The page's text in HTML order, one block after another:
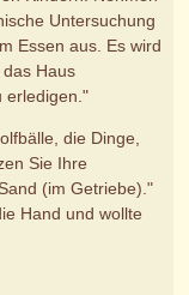
Untersuchung
Essen aus. Es wird
Haus
erledigen."
die Dinge,
Sie Ihre
(im Getriebe)."
Hand und wollte